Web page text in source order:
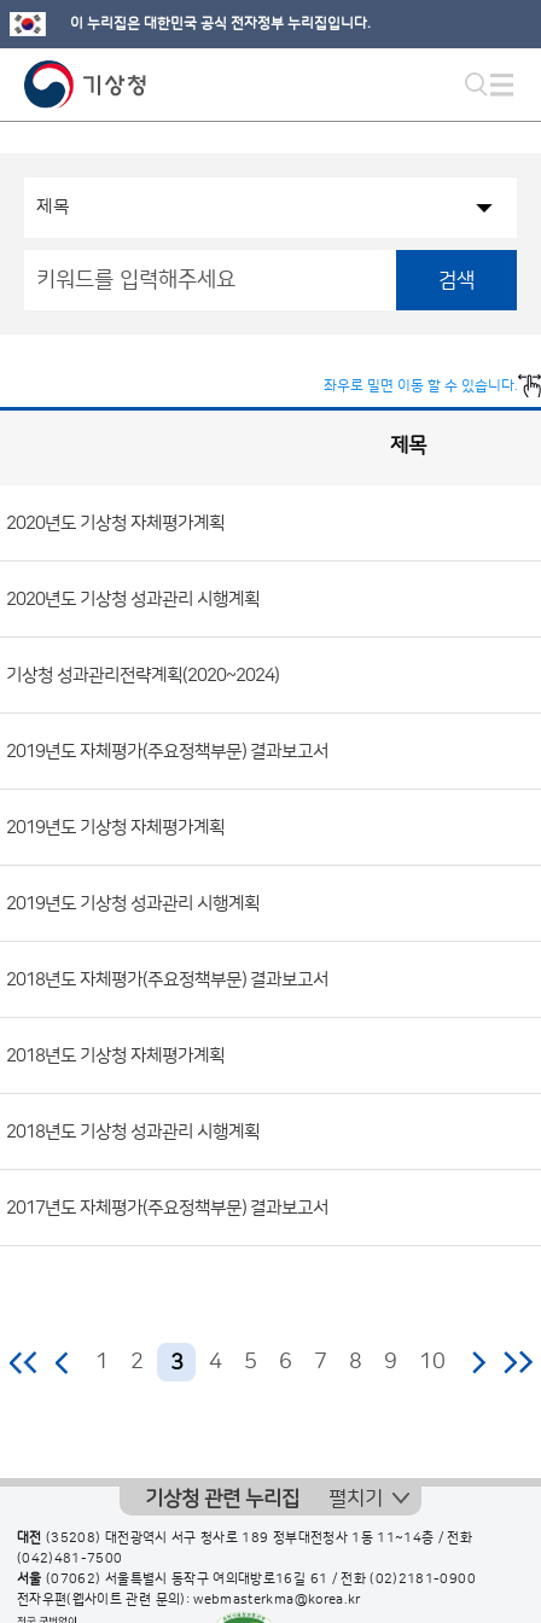
이 누리집은 대한민국 공식 전자정부 누리집입니다.
검색
좌우로 밀면 이동 할 수 있습니다.
시
판
목
록
호,
등
록
부
첨
일,
등
록
조
제목
2020년도 기상청 자체평가계획
2020년도 기상청 성과관리 시행계획
기상청 성과관리전략계획(2020~2024)
2019년도 자체평가(주요정책부문) 결과보고서
2019년도 기상청 자체평가계획
2019년도 기상청 성과관리 시행계획
2018년도 자체평가(주요정책부문) 결과보고서
2018년도 기상청 자체평가계획
2018년도 기상청 성과관리 시행계획
2017년도 자체평가(주요정책부문) 결과보고서
1 2 3 4 5 6 7 8 9 10
기상청 관련 누리집 펼치기
대전 (35208) 대전광역시 서구 청사로 189 정부대전청사 1동 11~14층 / 전화
(042)481-7500
서울 (07062) 서울특별시 동작구 여의대방로16길 61 / 전화(02)2181-0900
전자우편(웹사이트 관련 문의): webmasterkma@korea.kr